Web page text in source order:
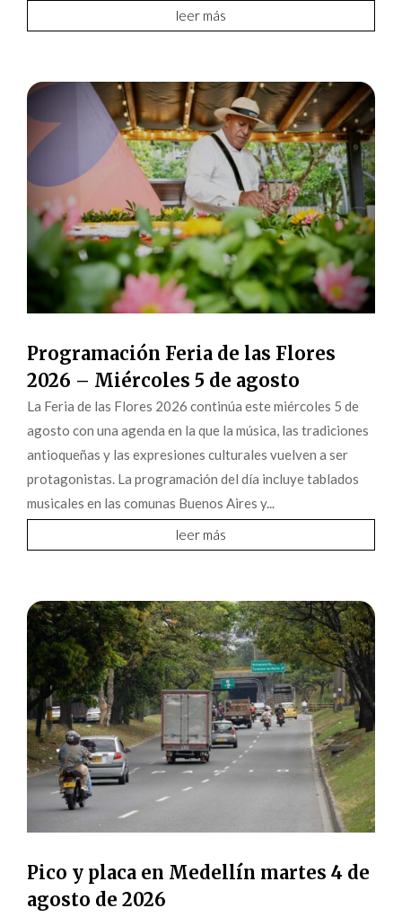
leer más
Programación Feria de las Flores
2026 – Miércoles 5 de agosto
La Feria de las Flores 2026 continúa este miércoles 5 de
agosto con una agenda en la que la música, las tradiciones
antioqueñas y las expresiones culturales vuelven a ser
protagonistas. La programación del día incluye tablados
musicales en las comunas Buenos Aires y...
leer más
Pico y placa en Medellín martes 4 de
agosto de 2026